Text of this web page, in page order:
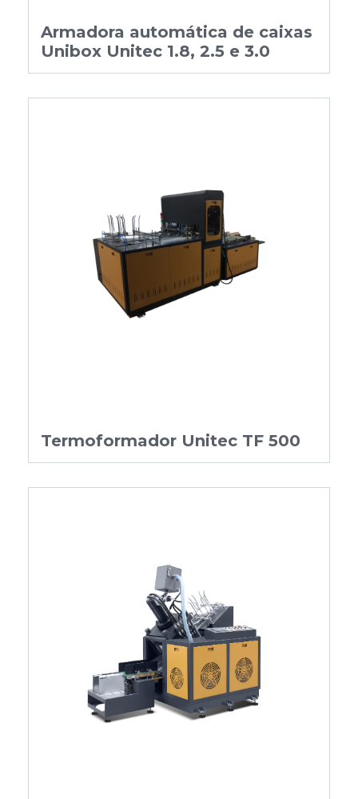
Armadora automática de caixas
Unibox Unitec 1.8, 2.5 e 3.0
Termoformador Unitec TF 500